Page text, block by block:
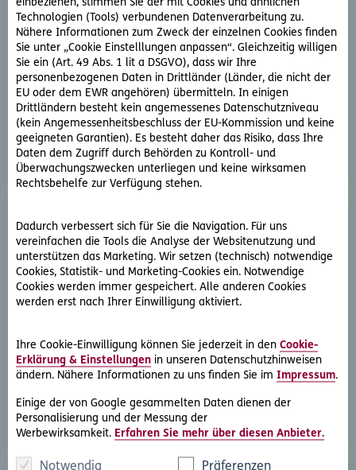
einbeziehen, stimmen Sie der mit Cookies und ähnlichen
Technologien (Tools) verbundenen Datenverarbeitung zu.
Nähere Informationen zum Zweck der einzelnen Cookies finden
Sie unter „Cookie Einstelllungen anpassen“. Gleichzeitig willigen
Sie ein (Art. 49 Abs. 1 lit a DSGVO), dass wir Ihre
personenbezogenen Daten in Drittländer (Länder, die nicht der
EU oder dem EWR angehören) übermitteln. In einigen
Drittländern besteht kein angemessenes Datenschutzniveau
(kein Angemessenheitsbeschluss der EU-Kommission und keine
geeigneten Garantien). Es besteht daher das Risiko, dass Ihre
Daten dem Zugriff durch Behörden zu Kontroll- und
Überwachungszwecken unterliegen und keine wirksamen
Rechtsbehelfe zur Verfügung stehen.
Dadurch verbessert sich für Sie die Navigation. Für uns
vereinfachen die Tools die Analyse der Websitenutzung und
unterstützen das Marketing. Wir setzen (technisch) notwendige
Cookies, Statistik- und Marketing-Cookies ein. Notwendige
Cookies werden immer gespeichert. Alle anderen Cookies
werden erst nach Ihrer Einwilligung aktiviert.
Ihre Cookie-Einwilligung können Sie jederzeit in den Cookie-
Erklärung & Einstellungen in unseren Datenschutzhinweisen
ändern. Nähere Informationen zu uns finden Sie im Impressum.
Einige der von Google gesammelten Daten dienen der
Personalisierung und der Messung der
Werbewirksamkeit. Erfahren Sie mehr über diesen Anbieter.
Notwendig
Präferenzen
Rechtsberatung
Sie haben ein rechtliche Frage? Unsere Rechtsexperten
beantworten diese gerne und schnell.
Rechtsfrage stellen
D.A.S. Direkthilfe®
oder streben eine außergerichtliche Lösung an